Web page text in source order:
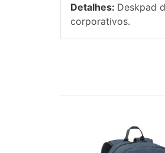
Detalhes: Deskpad
corporativos.